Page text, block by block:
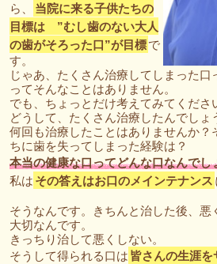
ら、
当院に来る子供たちの
目標は ”むし歯のない大人
の歯がそろった口”が目標で
す。
じゃあ、たくさん治療してしまった口
ってそんなことはありません。
でも、ちょっとだけ考えてみてくださ
どうして、たくさん治療したんでしょ
何回も治療したことはありませんか？
ちに歯を失ってしまった経験は？
本当の健康な口ってどんな口なんでし
私は その答えはお口のメインテナンス
そうなんです。きちんと治した後、悪
大切なんです。
きっちり治して悪くしない。
そうして得られる口は 皆さんの生涯